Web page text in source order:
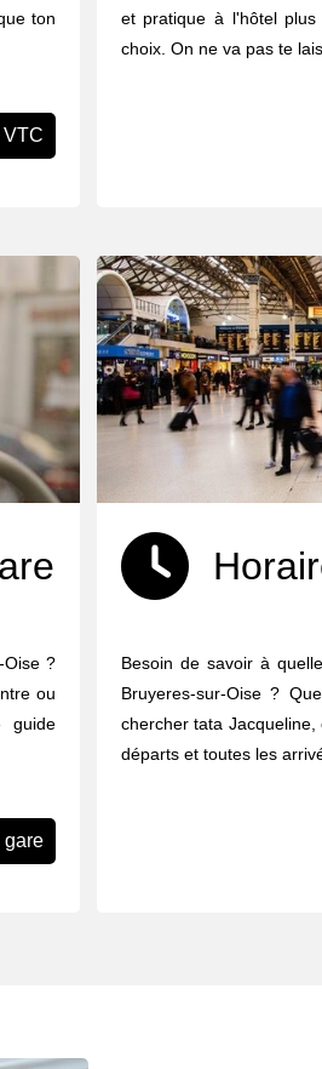
ton
VTC
et pratique à l'hôtel
choix. On ne va pas te
Oise ?
ou
guide
gare
Besoin de savoir à
Bruyeres-sur-Oise ?
chercher tata
départs et toutes les